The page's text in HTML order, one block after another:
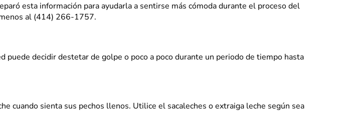
esta información para ayudarla a sentirse más cómoda durante el proceso del
al (414) 266-1757.
decidir destetar de golpe o poco a poco durante un periodo de tiempo hasta
cuando sienta sus pechos llenos. Utilice el sacaleches o extraiga leche según sea